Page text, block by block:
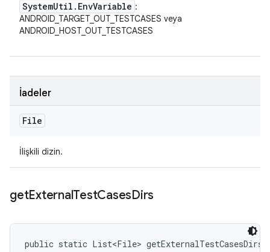
SystemUtil . EnvVariable :
ANDROID_TARGET_OUT_TESTCASES veya
ANDROID_HOST_OUT_TESTCASES
İadeler
File
İlişkili dizin.
getExternalTestCasesDirs
public static List<File> getExternalTestCasesDirs